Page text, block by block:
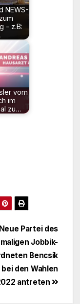
NEWS-
- z.B:
vom
im
zu…
Neue Partei des
Jobbik-
Bencsik
den Wahlen
antreten